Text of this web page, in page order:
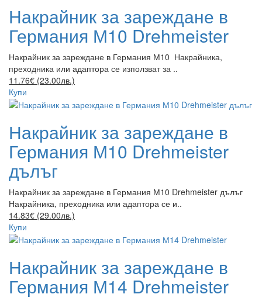
Накрайник за зареждане в
Германия М10 Drehmeister
Накрайник за зареждане в Германия М10 Накрайника,
преходника или адаптора се използват за ..
11.76€ (23.00лв.)
Купи
Накрайник за зареждане в
Германия М10 Drehmeister
дълъг
Накрайник за зареждане в Германия М10 Drehmeister дълъг
Накрайника, преходника или адаптора се и..
14.83€ (29.00лв.)
Купи
Накрайник за зареждане в
Германия М14 Drehmeister